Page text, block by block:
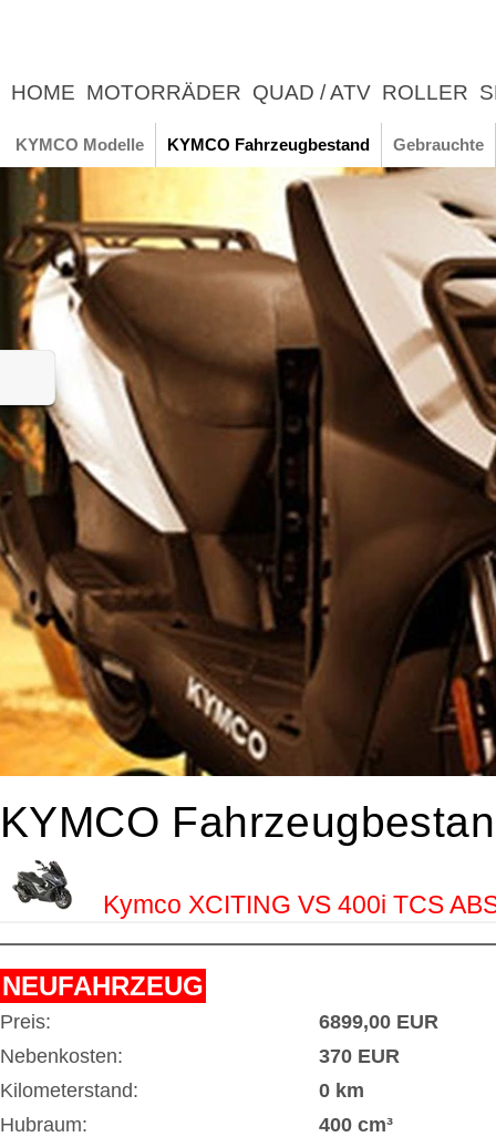
HOME MOTORRÄDER QUAD / ATV ROLLER
UNTERNEHMEN
KYMCO Modelle KYMCO Fahrzeugbestand Gebrauchte
KYMCO
Kymco XCITING VS 400i TCS
NEUFAHRZEUG
Preis:
6899,00 EUR
Nebenkosten:
370 EUR
Kilometerstand:
0 km
Hubraum:
400 cm³